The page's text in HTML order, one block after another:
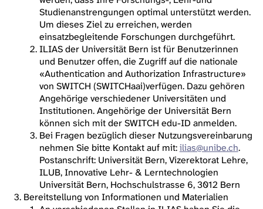
Studienanstrengungen optimal unterstützt werden.
Um dieses Ziel zu erreichen, werden
einsatzbegleitende Forschungen durchgeführt.
ILIAS der Universität Bern ist für Benutzerinnen
und Benutzer offen, die Zugriff auf die nationale
«Authentication and Authorization Infrastructure»
von SWITCH (SWITCHaai)verfügen. Dazu gehören
Angehörige verschiedener Universitäten und
Institutionen. Angehörige der Universität Bern
können sich mit der SWITCH edu-ID anmelden.
Bei Fragen bezüglich dieser Nutzungsvereinbarung
nehmen Sie bitte Kontakt auf mit:ilias@unibe.ch.
Postanschrift: Universität Bern, Vizerektorat Lehre,
ILUB, Innovative Lehr- & Lerntechnologien
Universität Bern, Hochschulstrasse 6, 3012 Bern
Bereitstellung von Informationen und Materialien